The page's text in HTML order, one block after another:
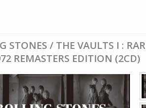
STONES / THE VAULTS I :
REMASTERS EDITION (2CD)